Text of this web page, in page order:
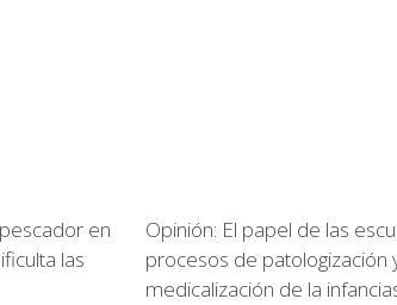
en
las
Opinión: El papel de las
procesos de patologización
medicalización de la